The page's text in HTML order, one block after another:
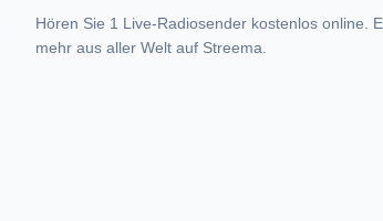
Hören Sie 1 Live-Radiosender kostenlos online.
mehr aus aller Welt auf Streema.